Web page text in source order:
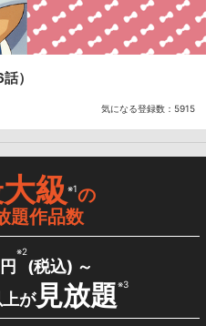
）
気になる登録数： 5915
級※1の
題作品数
円
※2
(税込) ～
が見放題※3